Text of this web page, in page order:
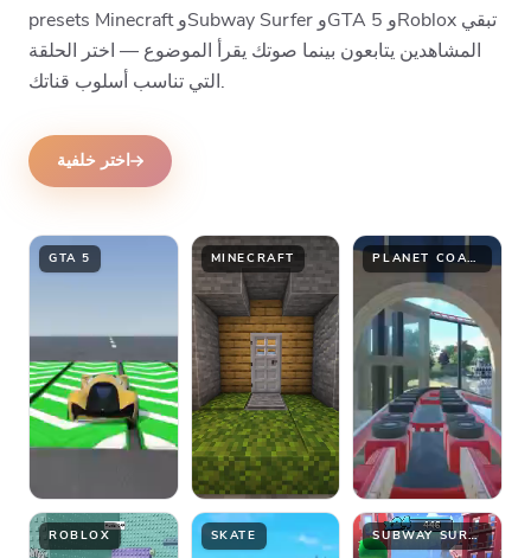
presets Minecraft وSubway Surfer وGTA 5 وRoblox تبقي
المشاهدين يتابعون بينما صوتك يقرأ الموضوع — اختر الحلقة
التي تناسب أسلوب قناتك.
اختر خلفية
GTA 5 MINECRAFT PLANET COASTER
ROBLOX SKATE SUBWAY SURFER